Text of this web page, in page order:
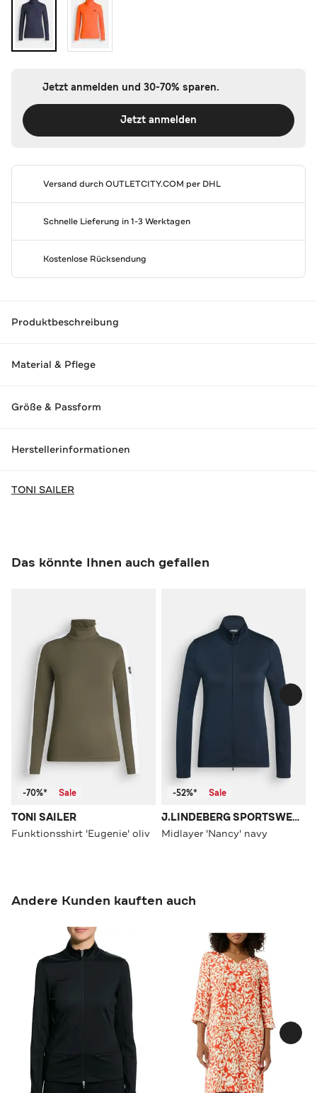
Jetzt anmelden und 30-70% sparen.
Jetzt anmelden
Versand durchOUTLETCITY.COM per DHL
Schnelle Lieferung in 1-3 Werktagen
Kostenlose Rücksendung
Produktbeschreibung
Material & Pflege
Größe & Passform
Herstellerinformationen
TONI SAILER
Das könnte Ihnen auch gefallen
-70%* Sale
TONI SAILER
Funktionsshirt 'Eugenie' oliv
-52%* Sale
J.LINDEBERG SPORTSWEAR
Midlayer 'Nancy' navy
Andere Kunden kauften auch